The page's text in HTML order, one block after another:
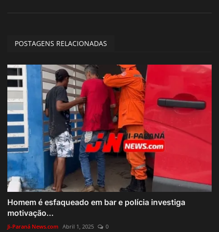
POSTAGENS RELACIONADAS
Homem é esfaqueado em bar e polícia investiga
motivação...
Ji-Paraná News.com Abril 1, 2025 0